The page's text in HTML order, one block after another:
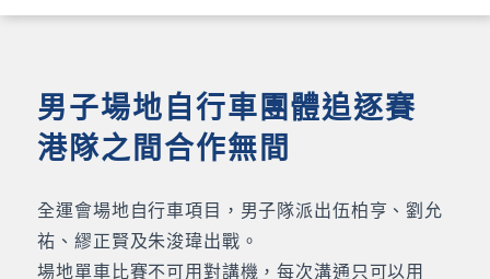
男子場地自行車團體追逐賽
港隊之間合作無間
全運會場地自行車項目，男子隊派出伍柏亨、劉允
祐、繆正賢及朱浚瑋出戰。
場地單車比賽不可用對講機，每次溝通只可以用